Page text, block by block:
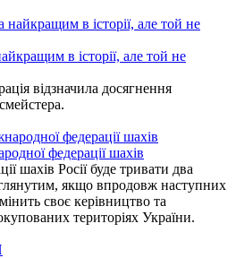
в історії, але той не
відзначила досягнення
федерації шахів
шахів Росії буде тривати два
якщо впродовж наступних
своє керівництво та
територіях України.